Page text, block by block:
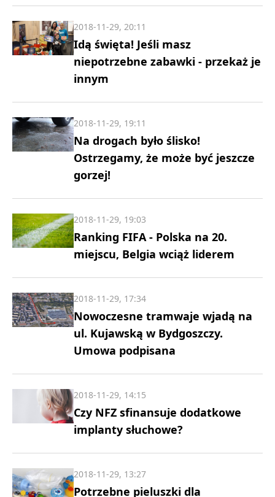
Idą święta! Jeśli masz
niepotrzebne zabawki - przekaż je
innym
2018-11-29, 20:11
Na drogach było ślisko!
Ostrzegamy, że może być jeszcze
gorzej!
2018-11-29, 19:11
Ranking FIFA - Polska na 20.
miejscu, Belgia wciąż liderem
2018-11-29, 19:03
Nowoczesne tramwaje wjadą na
ul. Kujawską w Bydgoszczy.
Umowa podpisana
2018-11-29, 17:34
Czy NFZ sfinansuje dodatkowe
implanty słuchowe?
2018-11-29, 14:15
Potrzebne pieluszki dla
2018-11-29, 13:27